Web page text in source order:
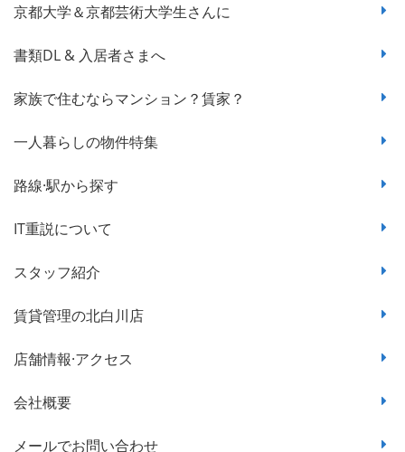
京都大学＆京都芸術大学生さんに
書類DL & 入居者さまへ
家族で住むならマンション？賃家？
一人暮らしの物件特集
路線·駅から探す
IT重説について
スタッフ紹介
賃貸管理の北白川店
店舗情報·アクセス
会社概要
メールでお問い合わせ